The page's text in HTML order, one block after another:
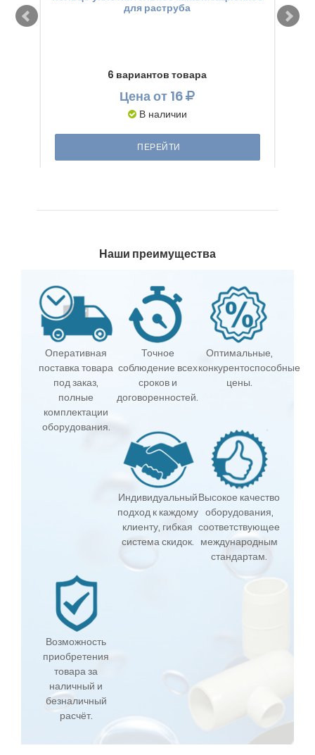
для раструба
6 вариантов товара
Ценаот 16
В наличии
ПЕРЕЙТИ
Наши преимущества
Оперативная
поставка товара
под заказ,
полные
комплектации
оборудования.
Точное
соблюдение всех
сроков и
договоренностей.
Оптимальные,
конкурентоспособные
цены.
Индивидуальный
подход к каждому
клиенту, гибкая
система скидок.
Высокое качество
оборудования,
соответствующее
международным
стандартам.
Возможность
приобретения
товара за
наличный и
безналичный
расчёт.